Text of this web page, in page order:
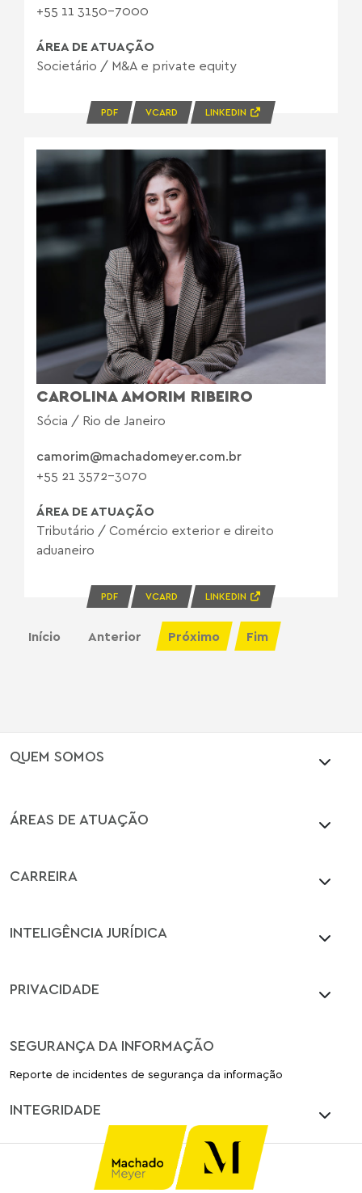
+55 11 3150-7000
ÁREA DE ATUAÇÃO
Societário / M&A e private equity
PDF VCARD LINKEDIN
CAROLINA AMORIM RIBEIRO
Sócia / Rio de Janeiro
camorim@machadomeyer.com.br
+55 21 3572-3070
ÁREA DE ATUAÇÃO
Tributário / Comércio exterior e direito
aduaneiro
PDF VCARD LINKEDIN
Início Anterior Próximo Fim
QUEM SOMOS
ÁREAS DE ATUAÇÃO
CARREIRA
INTELIGÊNCIA JURÍDICA
PRIVACIDADE
SEGURANÇA DA INFORMAÇÃO
Reporte de incidentes de segurança da informação
INTEGRIDADE